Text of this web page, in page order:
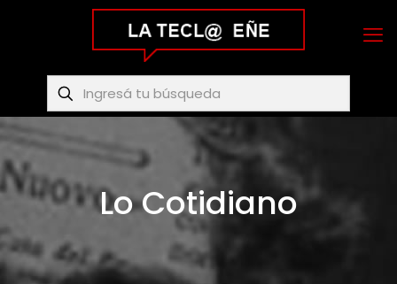
Lo Cotidiano